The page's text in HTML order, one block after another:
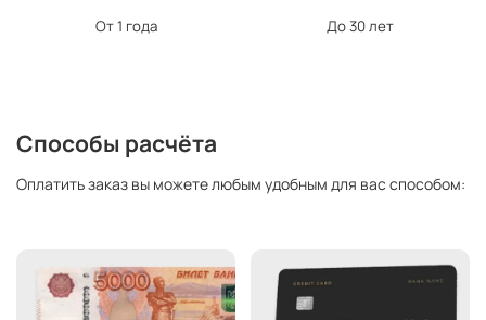
От 1 года До 30 лет
Способы расчёта
Оплатить заказ вы можете любым удобным для вас способом: